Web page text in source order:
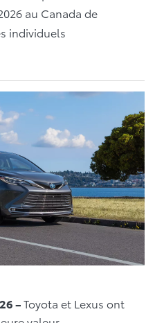
au Canada de
individuels
–Toyota et Lexus ont